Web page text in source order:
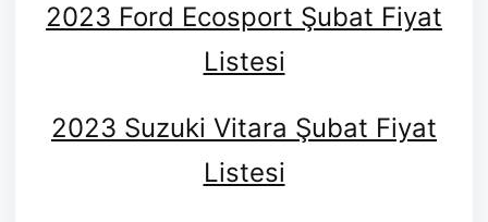
2023 Ford Ecosport Şubat Fiyat
Listesi
2023 Suzuki Vitara Şubat Fiyat
Listesi